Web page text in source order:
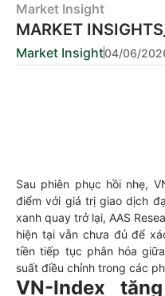
Market Insight
MARKET
Market Insight04/06/
Sau phiên phục hồi nhẹ,
điểm với giá trị giao dịch
xanh quay trở lại, AAS
hiện tại vẫn chưa đủ để
tiền tiếp tục phân hóa
suất điều chỉnh trong các
VN-Index